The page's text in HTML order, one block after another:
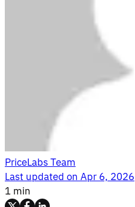
PriceLabs Team
Last updated onApr 6, 2026
1 min